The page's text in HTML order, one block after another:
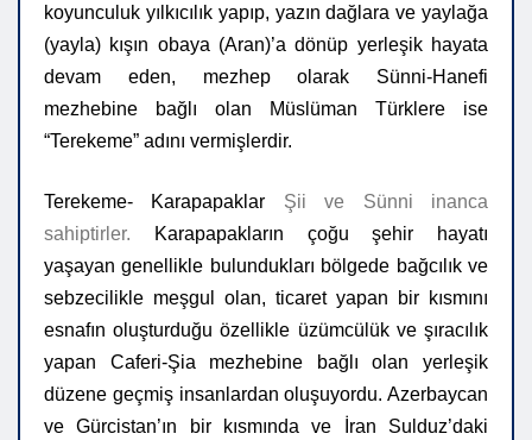
koyunculuk yılkıcılık yapıp, yazın dağlara ve yaylağa
(yayla) kışın obaya (Aran)’a dönüp yerleşik hayata
devam eden, mezhep olarak Sünni-Hanefi
mezhebine bağlı olan Müslüman Türklere ise
“Terekeme” adını vermişlerdir.
Terekeme- Karapapaklar Şii ve Sünni inanca
sahiptirler.
Karapapakların çoğu şehir hayatı
yaşayan genellikle bulundukları bölgede bağcılık ve
sebzecilikle meşgul olan, ticaret yapan bir kısmını
esnafın oluşturduğu özellikle üzümcülük ve şıracılık
yapan Caferi-Şia mezhebine bağlı olan yerleşik
düzene geçmiş insanlardan oluşuyordu. Azerbaycan
ve Gürcistan’ın bir kısmında ve İran Sulduz’daki